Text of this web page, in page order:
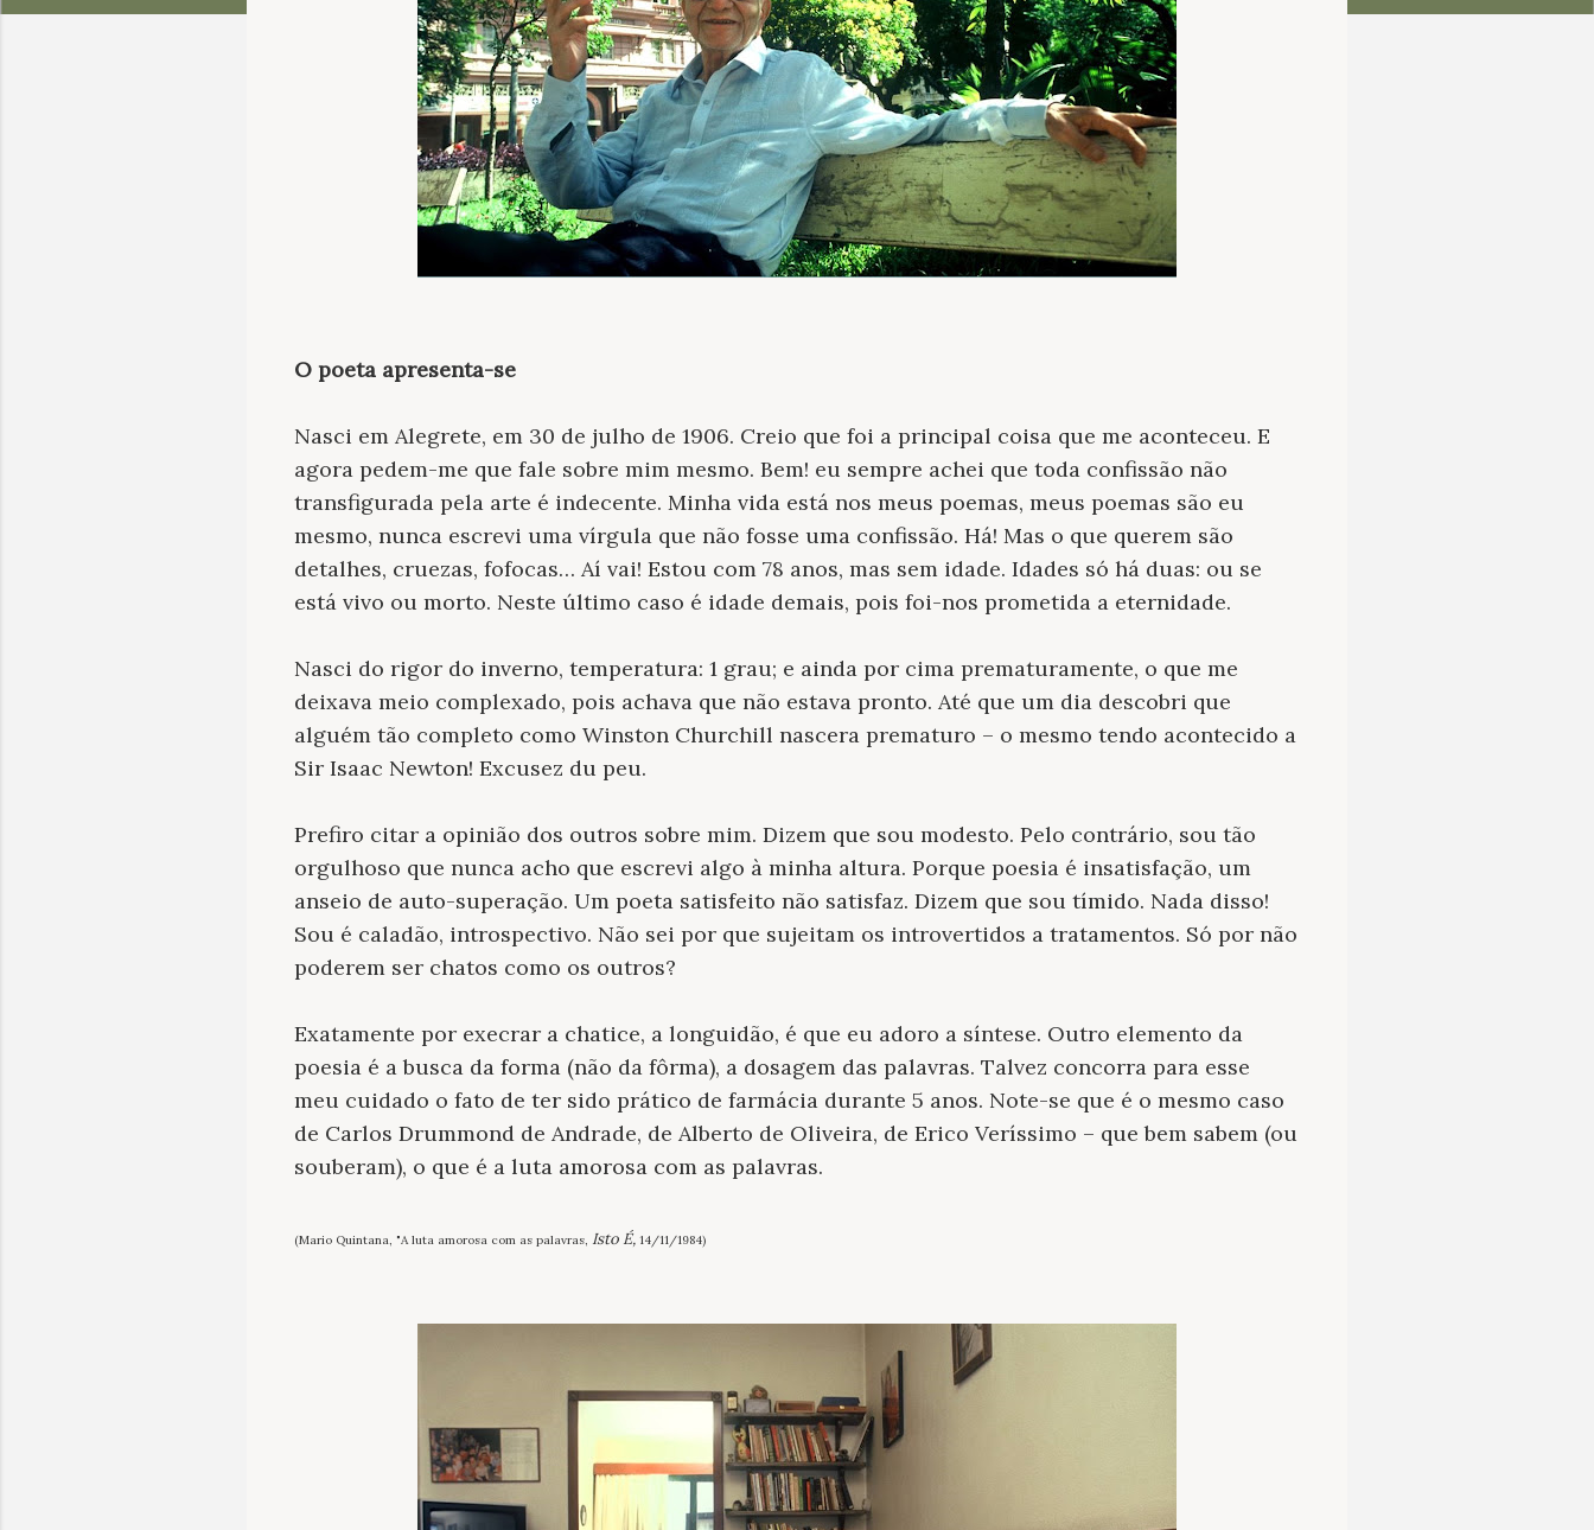
O poeta apresenta-se
Nasci em Alegrete, em 30 de julho de 1906. Creio que foi a principal coisa que me aconteceu. E
agora pedem-me que fale sobre mim mesmo. Bem! eu sempre achei que toda confissão não
transfigurada pela arte é indecente. Minha vida está nos meus poemas, meus poemas são eu
mesmo, nunca escrevi uma vírgula que não fosse uma confissão. Há! Mas o que querem são
detalhes, cruezas, fofocas… Aí vai! Estou com 78 anos, mas sem idade. Idades só há duas: ou se
está vivo ou morto. Neste último caso é idade demais, pois foi-nos prometida a eternidade.
Nasci do rigor do inverno, temperatura: 1 grau; e ainda por cima prematuramente, o que me
deixava meio complexado, pois achava que não estava pronto. Até que um dia descobri que
alguém tão completo como Winston Churchill nascera prematuro – o mesmo tendo acontecido a
Sir Isaac Newton! Excusez du peu.
Prefiro citar a opinião dos outros sobre mim. Dizem que sou modesto. Pelo contrário, sou tão
orgulhoso que nunca acho que escrevi algo à minha altura. Porque poesia é insatisfação, um
anseio de auto-superação. Um poeta satisfeito não satisfaz. Dizem que sou tímido. Nada disso!
Sou é caladão, introspectivo. Não sei por que sujeitam os introvertidos a tratamentos. Só por não
poderem ser chatos como os outros?
Exatamente por execrar a chatice, a longuidão, é que eu adoro a síntese. Outro elemento da
poesia é a busca da forma (não da fôrma), a dosagem das palavras. Talvez concorra para esse
meu cuidado o fato de ter sido prático de farmácia durante 5 anos. Note-se que é o mesmo caso
de Carlos Drummond de Andrade, de Alberto de Oliveira, de Erico Veríssimo – que bem sabem (ou
souberam), o que é a luta amorosa com as palavras.
(Mario Quintana, "A luta amorosa com as palavras, Isto É, 14/11/1984)